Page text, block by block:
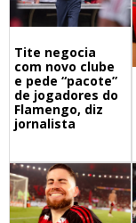
Tite negocia
com novo clube
e pede “pacote”
de jogadores do
Flamengo, diz
jornalista